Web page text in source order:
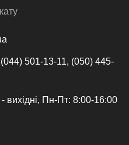
501-13-11, (050) 445-
- вихідні, Пн-Пт: 8:00-16:00